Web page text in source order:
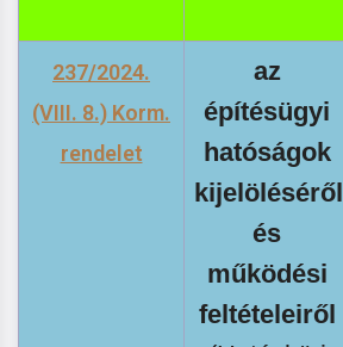
237/2024.
(VIII. 8.) Korm.
rendelet
az
építésügyi
hatóságok
kijelöléséről
és
működési
feltételeiről